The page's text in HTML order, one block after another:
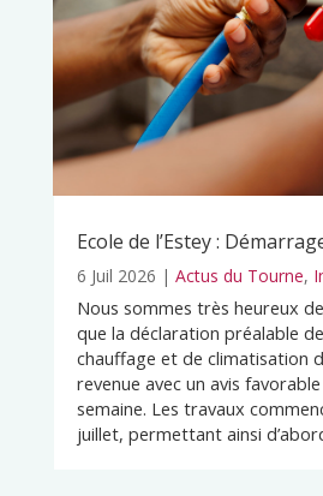
Ecole de l’Estey :
6 Juil 2026 | Actus du Tourne,
Nous sommes très heureux
que la déclaration préalable
chauffage et de climatisation
revenue avec un avis
semaine. Les travaux
juillet, permettant ainsi